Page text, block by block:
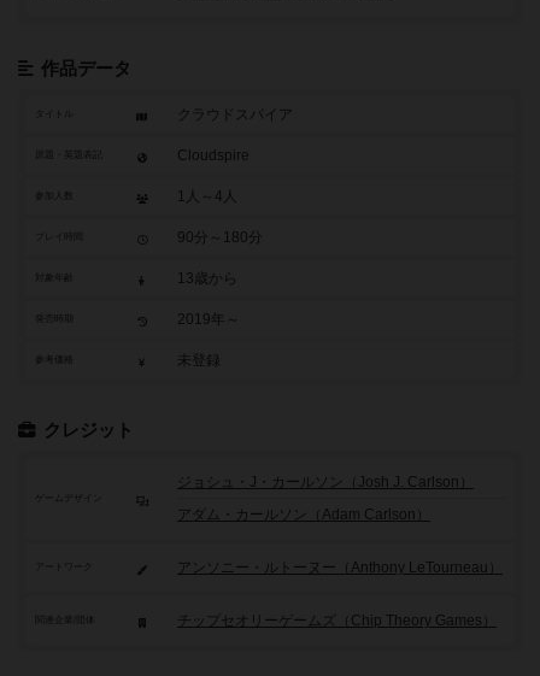
作品データ
タイトル クラウドスパイア
Cloudspire
参加人数 1人～4人
90分～180分
13歳から
2019年～
参考価格 未登録
クレジット
ゲームデザイン
ジョシュ・J・カールソン（Josh J. Carlson）
アダム・カールソン（Adam Carlson）
アートワーク アンソニー・ルトーヌー（Anthony LeTourneau）
チップセオリーゲームズ（Chip Theory Games）